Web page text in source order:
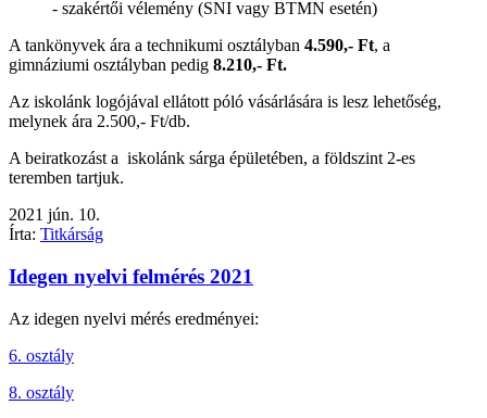
- szakértői vélemény (SNI vagy BTMN esetén)
A tankönyvek ára a technikumi osztályban 4.590,- Ft, a
gimnáziumi osztályban pedig 8.210,- Ft.
Az iskolánk logójával ellátott póló vásárlására is lesz lehetőség,
melynek ára 2.500,- Ft/db.
A beiratkozást a iskolánk sárga épületében, a földszint 2-es
teremben tartjuk.
2021 jún. 10.
Írta: Titkárság
Idegen nyelvi felmérés 2021
Az idegen nyelvi mérés eredményei:
6. osztály
8. osztály